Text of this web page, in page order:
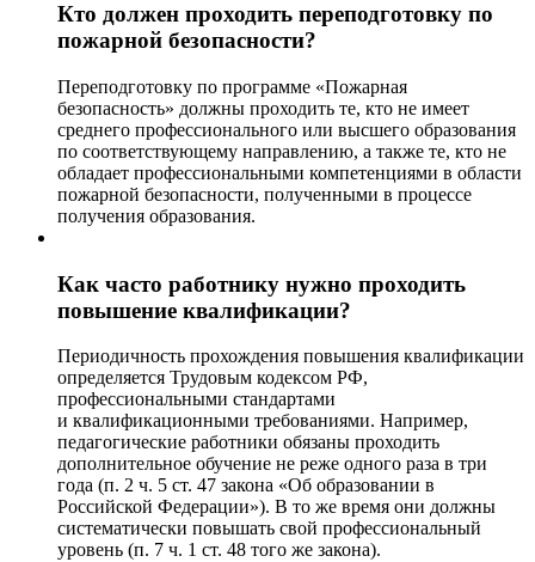
Кто должен проходить переподготовку по
пожарной безопасности?
Переподготовку по программе «Пожарная
безопасность» должны проходить те, кто не имеет
среднего профессионального или высшего образования
по соответствующему направлению, а также те, кто не
обладает профессиональными компетенциями в области
пожарной безопасности, полученными в процессе
получения образования.
Как часто работнику нужно проходить
повышение квалификации?
Периодичность прохождения повышения квалификации
определяется Трудовым кодексом РФ,
профессиональными стандартами
и квалификационными требованиями. Например,
педагогические работники обязаны проходить
дополнительное обучение не реже одного раза в три
года (п. 2 ч. 5 ст. 47 закона «Об образовании в
Российской Федерации»). В то же время они должны
систематически повышать свой профессиональный
уровень (п. 7 ч. 1 ст. 48 того же закона).